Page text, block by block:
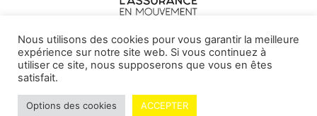
À PROPOS DE NOUS•CONTACT
© L'assurance en mouvement -By Vovoxx Média
Nous utilisons des cookies pour vous garantir la meilleure
expérience sur notre site web. Si vous continuez à
utiliser ce site, nous supposerons que vous en êtes
satisfait.
Options des cookies ACCEPTER